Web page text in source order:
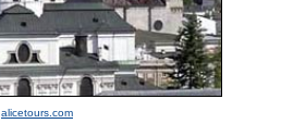
alicetours.com